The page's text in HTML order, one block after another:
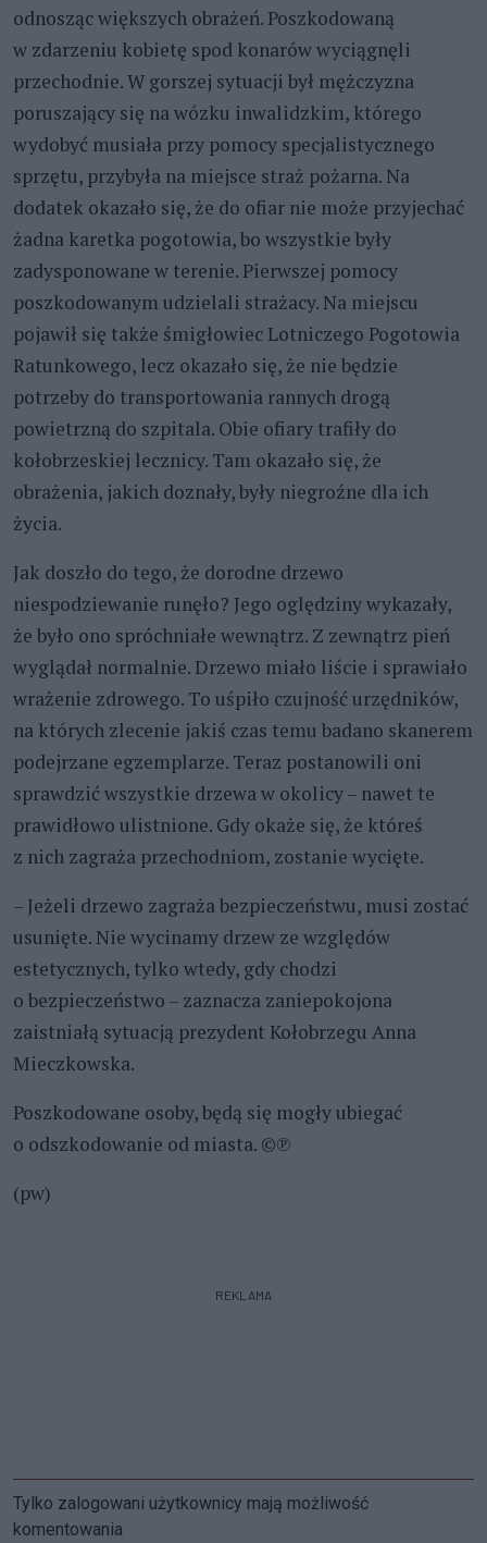
odnosząc większych obrażeń. Poszkodowaną
w zdarzeniu kobietę spod konarów wyciągnęli
przechodnie. W gorszej sytuacji był mężczyzna
poruszający się na wózku inwalidzkim, którego
wydobyć musiała przy pomocy specjalistycznego
sprzętu, przybyła na miejsce straż pożarna. Na
dodatek okazało się, że do ofiar nie może przyjechać
żadna karetka pogotowia, bo wszystkie były
zadysponowane w terenie. Pierwszej pomocy
poszkodowanym udzielali strażacy. Na miejscu
pojawił się także śmigłowiec Lotniczego Pogotowia
Ratunkowego, lecz okazało się, że nie będzie
potrzeby do transportowania rannych drogą
powietrzną do szpitala. Obie ofiary trafiły do
kołobrzeskiej lecznicy. Tam okazało się, że
obrażenia, jakich doznały, były niegroźne dla ich
życia.
Jak doszło do tego, że dorodne drzewo
niespodziewanie runęło? Jego oględziny wykazały,
że było ono spróchniałe wewnątrz. Z zewnątrz pień
wyglądał normalnie. Drzewo miało liście i sprawiało
wrażenie zdrowego. To uśpiło czujność urzędników,
na których zlecenie jakiś czas temu badano skanerem
podejrzane egzemplarze. Teraz postanowili oni
sprawdzić wszystkie drzewa w okolicy – nawet te
prawidłowo ulistnione. Gdy okaże się, że któreś
z nich zagraża przechodniom, zostanie wycięte.
– Jeżeli drzewo zagraża bezpieczeństwu, musi zostać
usunięte. Nie wycinamy drzew ze względów
estetycznych, tylko wtedy, gdy chodzi
o bezpieczeństwo – zaznacza zaniepokojona
zaistniałą sytuacją prezydent Kołobrzegu Anna
Mieczkowska.
Poszkodowane osoby, będą się mogły ubiegać
o odszkodowanie od miasta. ©℗
(pw)
REKLAMA
Tylko zalogowani użytkownicy mają możliwość
komentowania